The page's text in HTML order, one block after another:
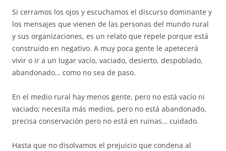
Si cerramos los ojos y escuchamos el discurso dominante y
los mensajes que vienen de las personas del mundo rural
y sus organizaciones, es un relato que repele porque está
construido en negativo. A muy poca gente le apetecerá
vivir o ir a un lugar vacío, vaciado, desierto, despoblado,
abandonado… como no sea de paso.
En el medio rural hay menos gente, pero no está vacío ni
vaciado; necesita más medios, pero no está abandonado,
precisa conservación pero no está en ruinas… cuidado.
Hasta que no disolvamos el prejuicio que condena al